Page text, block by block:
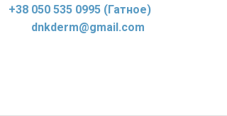
+38 050 535 0995 (Гатное)
dnkderm@gmail.com